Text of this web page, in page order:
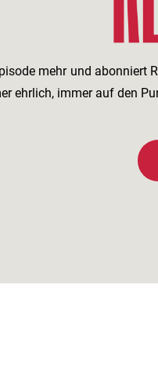
mehr und abonniert
ehrlich, immer auf den